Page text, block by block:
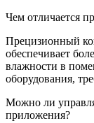
Чем отличается
Прецизионный
обеспечивает
влажности в
оборудования,
Можно ли
приложения?